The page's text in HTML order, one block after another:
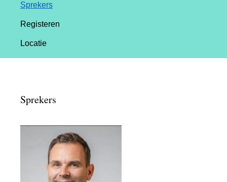
Sprekers
Registeren
Locatie
Sprekers